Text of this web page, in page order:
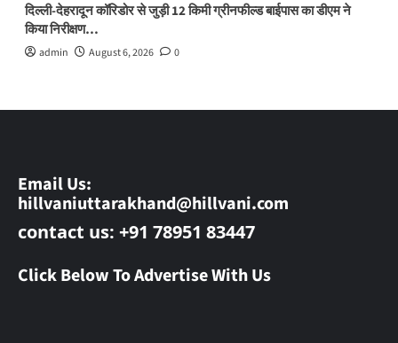
दिल्ली-देहरादून कॉरिडोर से जुड़ी 12 किमी ग्रीनफील्ड बाईपास का डीएम ने
किया निरीक्षण…
admin August 6, 2026 0
Email Us:
hillvaniuttarakhand@hillvani.com
contact us: +91 78951 83447
Click Below To Advertise With Us